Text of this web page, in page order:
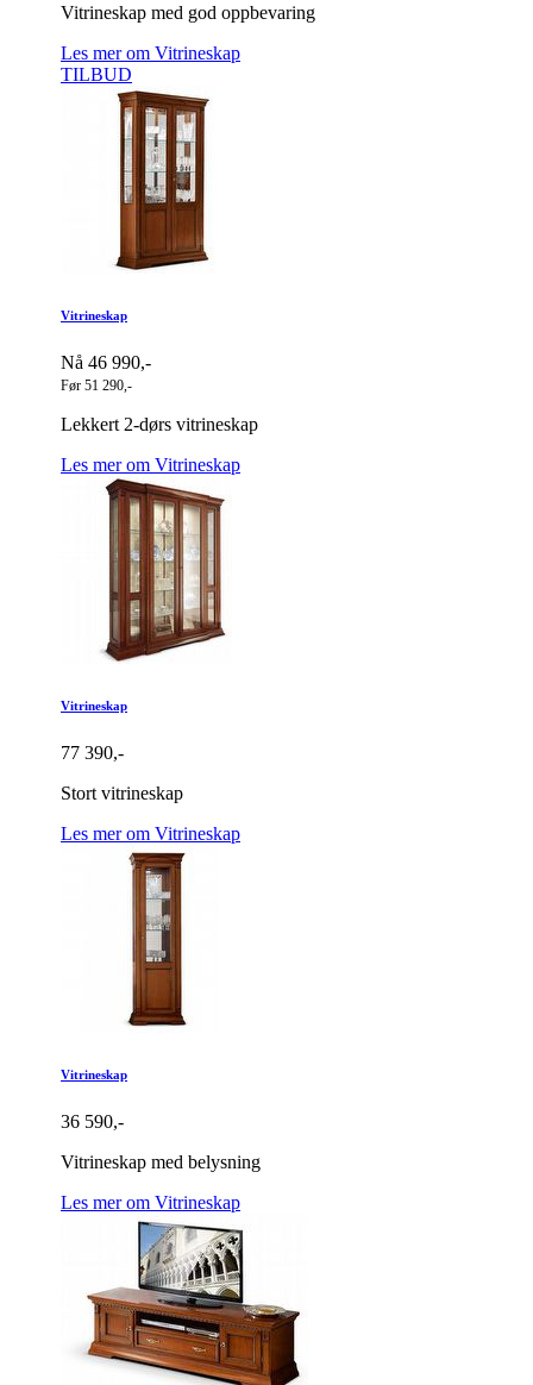
Vitrineskap med god oppbevaring
Les mer om Vitrineskap
TILBUD
Vitrineskap
Nå 46 990,-
Før 51 290,-
Lekkert 2-dørs vitrineskap
Les mer om Vitrineskap
Vitrineskap
77 390,-
Stort vitrineskap
Les mer om Vitrineskap
Vitrineskap
36 590,-
Vitrineskap med belysning
Les mer om Vitrineskap